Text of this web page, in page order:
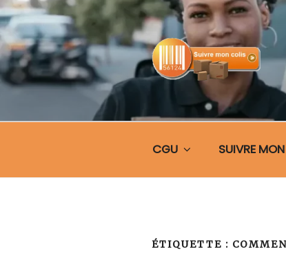
Aller
au
contenu
principal
SUIVRE
CGU SUIVRE
ÉTIQUETTE :